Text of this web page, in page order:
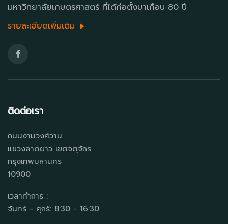
มหาวิทยาลัยเกษตรศาสตร์ ที่ได้ก่อตั้งมาเกือบ 80 ปี
รายละเอียดเพิ่มเติม
ติดต่อเรา
ถนนงามวงศ์วาน
แขวงลาดยาว เขตจตุจักร
กรุงเทพมหานคร
10900
เวลาทำการ :
จันทร์ - ศุกร์: 8:30 - 16:30